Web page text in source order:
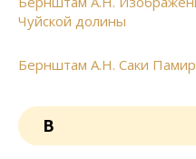
Чуйской долины
Бернштам А.Н. Саки
В